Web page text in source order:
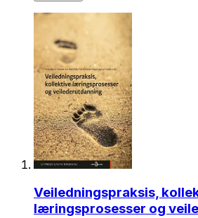
Veiledningspraksis,
læringsprosesser og